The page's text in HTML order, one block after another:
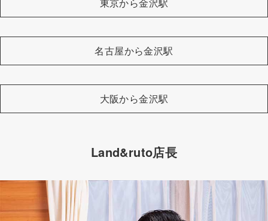
東京から金沢駅
名古屋から金沢駅
大阪から金沢駅
Land&ruto店長